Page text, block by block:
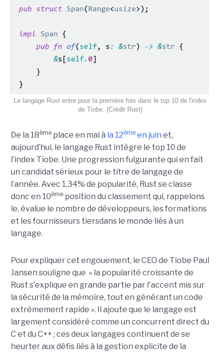
Le langage Rust entre pour la première fois dans le top 10 de l'index
de Tiobe. (Crédit Rust)
De la 18èmeplace en mai à la 12èmeen juin et,
aujourd’hui, le langage Rust intègre le top 10 de
l’index Tiobe. Une progression fulgurante qui en fait
un candidat sérieux pour le titre de langage de
l’année. Avec 1,34% de popularité, Rust se classe
donc en 10èmeposition du classement qui, rappelons
le, évalue le nombre de développeurs, les formations
et les fournisseurs tiersdans le monde liés à un
langage.
Pour expliquer cet engouement, le CEO de Tiobe Paul
Jansen souligne que « la popularité croissante de
Rust s'explique en grande partie par l'accent mis sur
la sécurité de la mémoire, tout en générant un code
extrêmement rapide ». Il ajoute que le langage est
largement considéré comme un concurrent direct du
C et du C++ ; ces deux langages continuent de se
heurter aux défis liés à la gestion explicite de la